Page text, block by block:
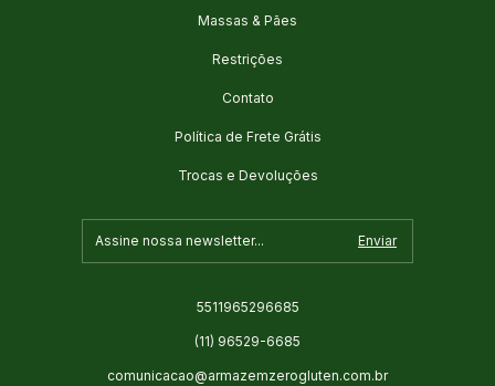
Massas & Pães
Restrições
Contato
Política de Frete Grátis
Trocas e Devoluções
5511965296685
(11) 96529-6685
comunicacao@armazemzerogluten.com.br